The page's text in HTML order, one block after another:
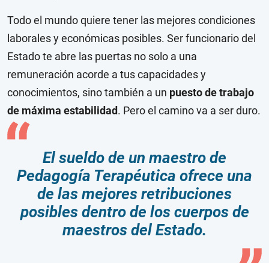
Todo el mundo quiere tener las mejores condiciones
laborales y económicas posibles. Ser funcionario del
Estado te abre las puertas no solo a una
remuneración acorde a tus capacidades y
conocimientos, sino también a un puesto de trabajo
de máxima estabilidad. Pero el camino va a ser duro.
El sueldo de un maestro de
Pedagogía Terapéutica ofrece una
de las mejores retribuciones
posibles dentro de los cuerpos de
maestros del Estado.